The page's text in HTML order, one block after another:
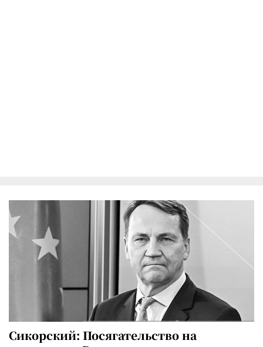
Сикорский: Посягательство на